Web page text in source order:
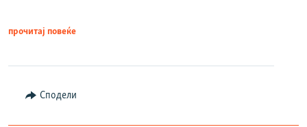
прочитај повеќе
Сподели